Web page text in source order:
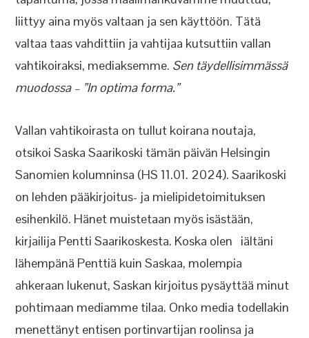
liittyy aina myös valtaan ja sen käyttöön. Tätä
valtaa taas vahdittiin ja vahtijaa kutsuttiin vallan
vahtikoiraksi, mediaksemme. Sen täydellisimmässä
muodossa – ”In optima forma.”
Vallan vahtikoirasta on tullut koirana noutaja,
otsikoi Saska Saarikoski tämän päivän Helsingin
Sanomien kolumninsa (HS 11.01. 2024). Saarikoski
on lehden pääkirjoitus- ja mielipidetoimituksen
esihenkilö. Hänet muistetaan myös isästään,
kirjailija Pentti Saarikoskesta. Koska olen iältäni
lähempänä Penttiä kuin Saskaa, molempia
ahkeraan lukenut, Saskan kirjoitus pysäyttää minut
pohtimaan mediamme tilaa. Onko media todellakin
menettänyt entisen portinvartijan roolinsa ja